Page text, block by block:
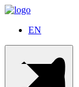
EN